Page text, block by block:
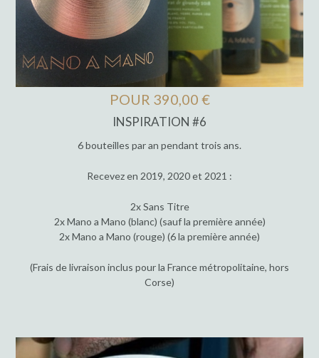
POUR 390,00 €
INSPIRATION #6
6 bouteilles par an pendant trois ans.
Recevez en 2019, 2020 et 2021 :
2x Sans Titre
2x Mano a Mano (blanc) (sauf la première année)
2x Mano a Mano (rouge) (6 la première année)
(Frais de livraison inclus pour la France métropolitaine, hors
Corse)